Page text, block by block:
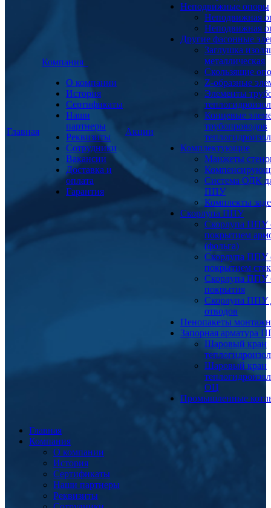
Главная
Компания
О компании
История
Сертификаты
Наши
партнеры
Реквизиты
Сотрудники
Вакансии
Доставка и
оплата
Гарантия
Акции
Неподвижные опоры
Неподвижная
Неподвижная
Другие фасонные
Заглушка
металлическая
Скользящие
Z-образные
Элементы
Концевые
трубопроводов
Комплектующие
Манжеты
Система ОДК
ППУ
Комплекты
Скорлупа ППУ
Скорлупа ППУ
покрытием
(фольга)
Скорлупа ППУ
покрытием
Скорлупа ППУ
покрытия
Скорлупа ППУ
отводов
Пенопакеты
Запорная арматура
Шаровый кран
Шаровый кран
ОЦ
Промышленные
Главная
Компания
О компании
История
Сертификаты
Наши партнеры
Реквизиты